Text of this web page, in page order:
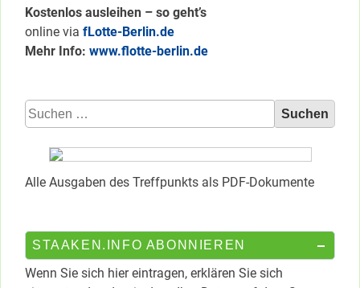
Kostenlos ausleihen – so geht’s
online via fLotte-Berlin.de
Mehr Info: www.flotte-berlin.de
Suchen
nach:
Alle Ausgaben des Treffpunkts als PDF-Dokumente
STAAKEN.INFO ABONNIEREN
Wenn Sie sich hier eintragen, erklären Sie sich